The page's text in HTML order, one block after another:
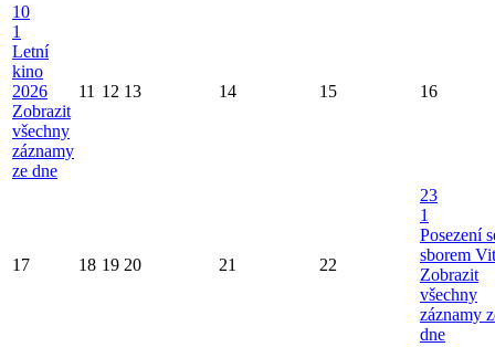
10
1
Letní
kino
2026
Zobrazit
všechny
záznamy
ze dne
11 12 13 14 15 16
17 18 19 20 21 22
23
1
Posezení
sborem
Zobrazit
všechny
záznamy
dne